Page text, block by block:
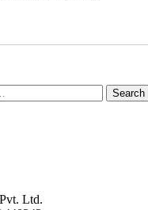
Ltd.